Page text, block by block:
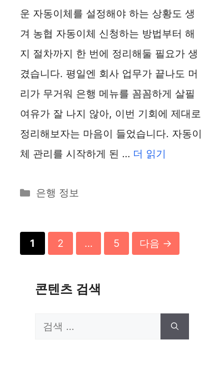
운 자동이체를 설정해야 하는 상황도 생
겨 농협 자동이체 신청하는 방법부터 해
지 절차까지 한 번에 정리해둘 필요가 생
겼습니다. 평일엔 회사 업무가 끝나도 머
리가 무거워 은행 메뉴를 꼼꼼하게 살필
여유가 잘 나지 않아, 이번 기회에 제대로
정리해보자는 마음이 들었습니다. 자동이
체 관리를 시작하게 된 … 더 읽기
카
리
은행 정보
페
1
페
2 …
페
5 다음 →
콘텐츠 검색
검